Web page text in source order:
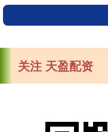
关注 天盈配资